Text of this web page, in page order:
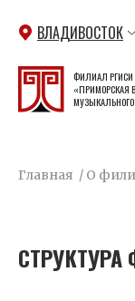
ФИЛИАЛ РГИСИ
МУЗЫКАЛЬНОГО
ВЛАДИВОСТОК
Главная / О